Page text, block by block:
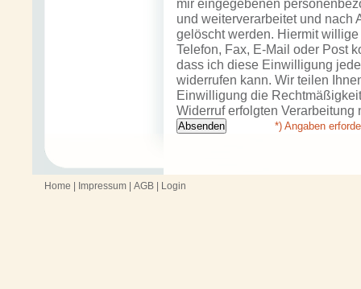
mir eingegebenen
und weiterverarbeitet und nach
gelöscht werden. Hiermit
Telefon, Fax, E-Mail oder Post
dass ich diese Einwilligung
widerrufen kann. Wir teilen
Einwilligung die
Widerruf erfolgten Verarbeitung
*) Angaben
Home Impressum AGB Login